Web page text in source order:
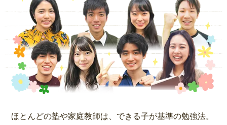
ほとんどの塾や家庭教師は、できる子が基準の勉強法。